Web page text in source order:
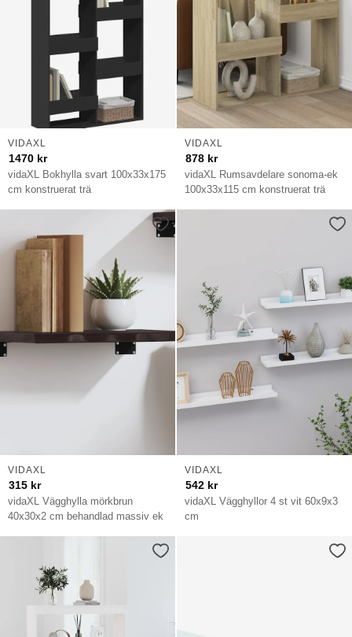
vidaXL Bokhylla svart 100x33x175
cm konstruerat trä
VIDAXL
1470 kr
vidaXL Rumsavdelare sonoma-ek
100x33x115 cm konstruerat trä
VIDAXL
878 kr
vidaXL Vägghylla mörkbrun
40x30x2 cm behandlad massiv ek
VIDAXL
315 kr
vidaXL Vägghyllor 4 st vit 60x9x3
cm
VIDAXL
542 kr